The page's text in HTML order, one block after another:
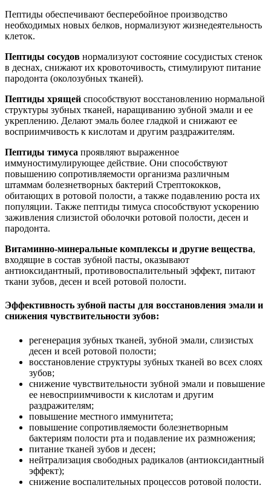
Пептиды обеспечивают бесперебойное производство
необходимых новых белков, нормализуют жизнедеятельность
клеток.
Пептиды сосудов нормализуют состояние сосудистых стенок
в деснах, снижают их кровоточивость, стимулируют питание
пародонта (околозубных тканей).
Пептиды хрящей способствуют восстановлению нормальной
структуры зубных тканей, наращиванию зубной эмали и ее
укреплению. Делают эмаль более гладкой и снижают ее
восприимчивость к кислотам и другим раздражителям.
Пептиды тимуса проявляют выраженное
иммуностимулирующее действие. Они способствуют
повышению сопротивляемости организма различным
штаммам болезнетворных бактерий Стрептококков,
обитающих в ротовой полости, а также подавлению роста их
популяции. Также пептиды тимуса способствуют ускорению
заживления слизистой оболочки ротовой полости, десен и
пародонта.
Витаминно-минеральные комплексы и другие вещества,
входящие в состав зубной пасты, оказывают
антиоксидантный, противовоспалительный эффект, питают
ткани зубов, десен и всей ротовой полости.
Эффективность зубной пасты для восстановления эмали и
снижения чувствительности зубов:
регенерация зубных тканей, зубной эмали, слизистых
десен и всей ротовой полости;
восстановление структуры зубных тканей во всех слоях
зубов;
снижение чувствительности зубной эмали и повышение
ее невосприимчивости к кислотам и другим
раздражителям;
повышение местного иммунитета;
повышение сопротивляемости болезнетворным
бактериям полости рта и подавление их размножения;
питание тканей зубов и десен;
нейтрализация свободных радикалов (антиоксидантный
эффект);
снижение воспалительных процессов ротовой полости.